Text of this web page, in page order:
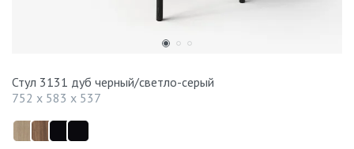
Стул 3131 дуб черный/светло-серый
752 x 583 x 537